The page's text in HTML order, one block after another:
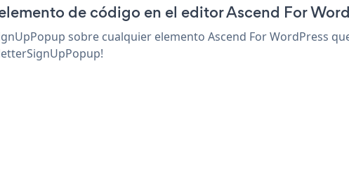
de código en el editor Ascend For
sobre cualquier elemento Ascend For WordPress